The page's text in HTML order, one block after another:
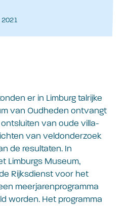
2021
er in Limburg talrijke
van Oudheden ontvangt
van oude villa-
van veldonderzoek
de resultaten. In
Limburgs Museum,
Rijksdienst voor het
meerjarenprogramma
worden. Het programma